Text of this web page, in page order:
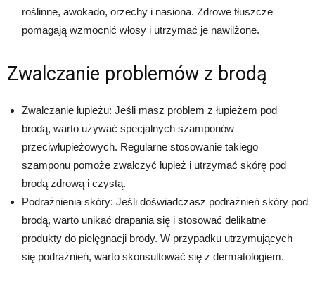
roślinne, awokado, orzechy i nasiona. Zdrowe tłuszcze
pomagają wzmocnić włosy i utrzymać je nawilżone.
Zwalczanie problemów z brodą
Zwalczanie łupieżu: Jeśli masz problem z łupieżem pod
brodą, warto używać specjalnych szamponów
przeciwłupieżowych. Regularne stosowanie takiego
szamponu pomoże zwalczyć łupież i utrzymać skórę pod
brodą zdrową i czystą.
Podrażnienia skóry: Jeśli doświadczasz podrażnień skóry pod
brodą, warto unikać drapania się i stosować delikatne
produkty do pielęgnacji brody. W przypadku utrzymujących
się podrażnień, warto skonsultować się z dermatologiem.